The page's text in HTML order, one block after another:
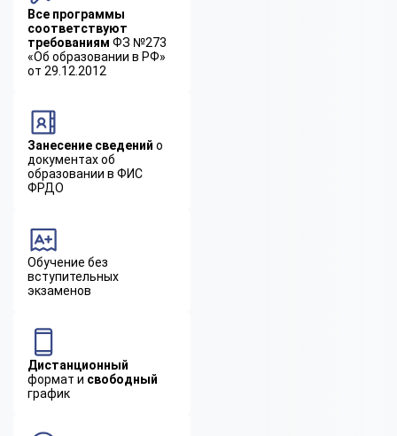
Все программы
соответствуют
требованиям ФЗ №273
«Об образовании в РФ»
от 29.12.2012
Занесение сведений о
документах об
образовании в ФИС
ФРДО
Обучение без
вступительных
экзаменов
Дистанционный
формат и свободный
график